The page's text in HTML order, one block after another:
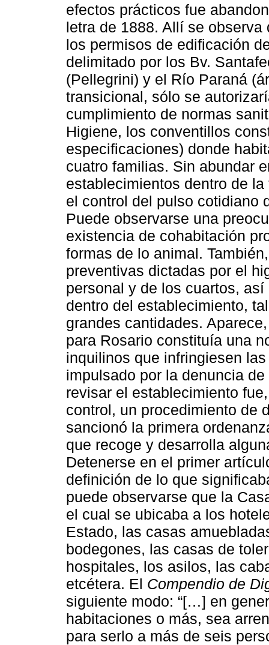
efectos prácticos fue
letra de 1888. Allí se
los permisos de edificación
delimitado por los Bv.
(Pellegrini) y el Río Paraná
transicional, sólo se
cumplimiento de normas
Higiene, los conventillos
especificaciones) donde
cuatro familias. Sin abundar
establecimientos dentro de
el control del pulso cotidiano
Puede observarse una
existencia de cohabitación
formas de lo animal.
preventivas dictadas por el
personal y de los cuartos,
dentro del establecimiento,
grandes cantidades.
para Rosario constituía una
inquilinos que infringiesen
impulsado por la denuncia
revisar el establecimiento
control, un procedimiento de
sancionó la primera
que recoge y desarrolla
Detenerse en el primer
definición de lo que
puede observarse que la
el cual se ubicaba a los
Estado, las casas
bodegones, las casas de
hospitales, los asilos, las
etcétera. El Compendio de
siguiente modo: “[…] en
habitaciones o más, sea
para serlo a más de seis